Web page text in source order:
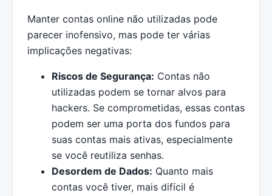
Manter contas online não utilizadas pode
parecer inofensivo, mas pode ter várias
implicações negativas:
Riscos de Segurança: Contas não
utilizadas podem se tornar alvos para
hackers. Se comprometidas, essas contas
podem ser uma porta dos fundos para
suas contas mais ativas, especialmente
se você reutiliza senhas.
Desordem de Dados: Quanto mais
contas você tiver, mais difícil é